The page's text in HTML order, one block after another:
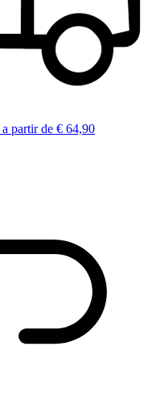
a partir de € 64,90